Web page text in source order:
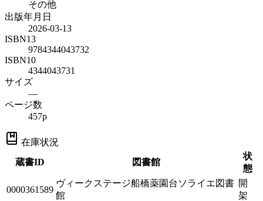
その他
出版年月日
2026-03-13
ISBN13
9784344043732
ISBN10
4344043731
サイズ
—
ページ数
457p
在庫状況
蔵書ID
図書館
状
態
0000361589
ヴィークステージ船橋薬園台ソライエ図書
館
開
架